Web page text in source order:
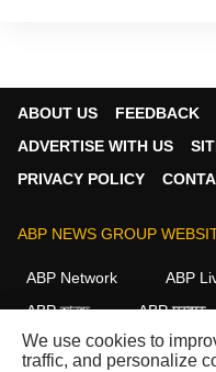
ABOUT US FEEDBACK
ADVERTISE WITH US
PRIVACY POLICY
ABP NEWS GROUP
ABP Network ABP
ABP আনন্দ
ABP माझा
ABP Ganga
ABP ਸਾਂਝਾ
We use cookies to
traffic, and personalize